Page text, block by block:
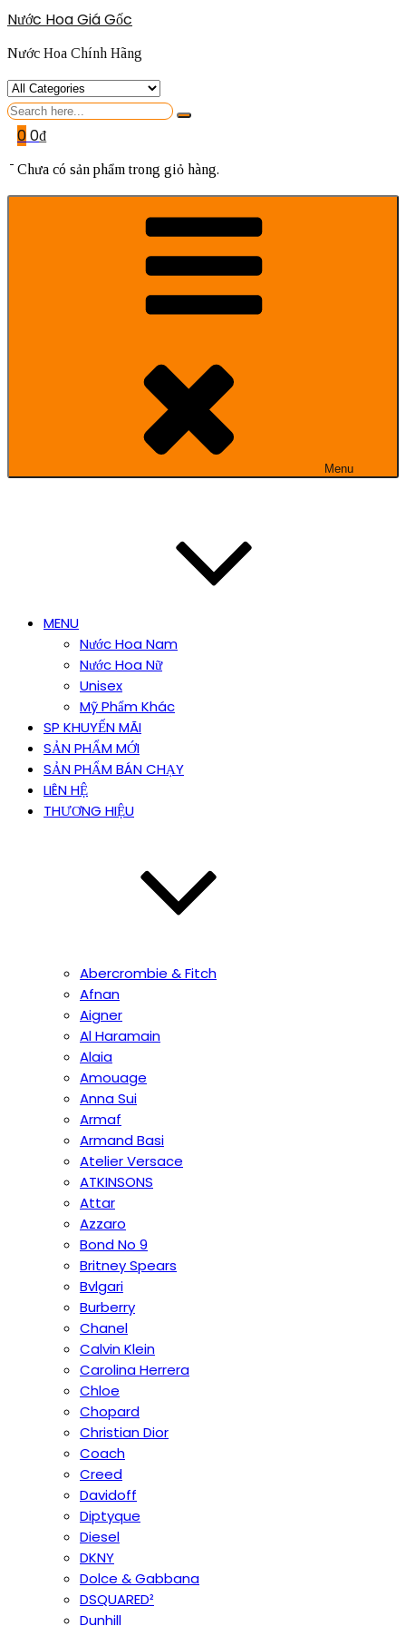
Nước Hoa Giá Gốc
Nước Hoa Chính Hãng
Search
for
00₫
Chưa có sản phẩm trong giỏ hàng.
Menu
MENU
Nước Hoa Nam
Nước Hoa Nữ
Unisex
Mỹ Phẩm Khác
SP KHUYẾN MÃI
SẢN PHẨM MỚI
SẢN PHẨM BÁN CHẠY
LIÊN HỆ
THƯƠNG HIỆU
Abercrombie & Fitch
Afnan
Aigner
Al Haramain
Alaia
Amouage
Anna Sui
Armaf
Armand Basi
Atelier Versace
ATKINSONS
Attar
Azzaro
Bond No 9
Britney Spears
Bvlgari
Burberry
Chanel
Calvin Klein
Carolina Herrera
Chloe
Chopard
Christian Dior
Coach
Creed
Davidoff
Diptyque
Diesel
DKNY
Dolce & Gabbana
DSQUARED²
Dunhill